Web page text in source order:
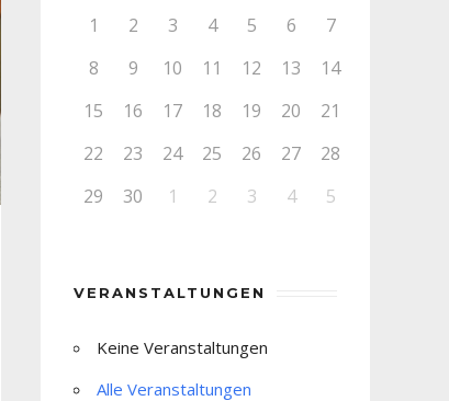
1 2 3 4 5 6
7
8
9 10 11 12 13
14
15
16 17 18 19 20
21
22
23 24 25 26 27
28
29
30 1 2 3 4 5
VERANSTALTUNGEN
Keine Veranstaltungen
Alle Veranstaltungen